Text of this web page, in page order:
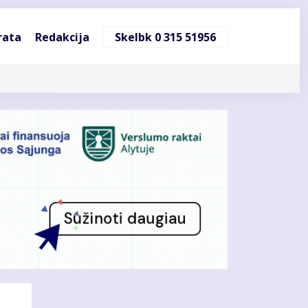
Redakcija Skelbk 0 315 51956